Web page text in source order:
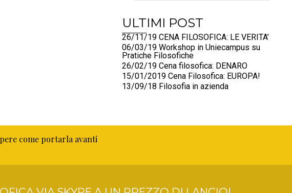
ULTIMI POST
26/11/19 CENA FILOSOFICA: LE VERITA’
06/03/19 Workshop in Uniecampus su
Pratiche Filosofiche
26/02/19 Cena filosofica: DENARO
15/01/2019 Cena Filosofica: EUROPA!
13/09/18 Filosofia in azienda
come portarla avanti